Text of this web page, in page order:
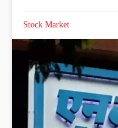
Stock Market